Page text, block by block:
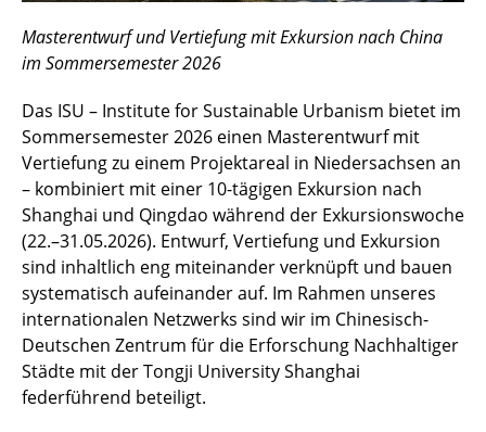
Masterentwurf und Vertiefung mit Exkursion nach China
im Sommersemester 2026
Das ISU – Institute for Sustainable Urbanism bietet im
Sommersemester 2026 einen Masterentwurf mit
Vertiefung zu einem Projektareal in Niedersachsen an
– kombiniert mit einer 10-tägigen Exkursion nach
Shanghai und Qingdao während der Exkursionswoche
(22.–31.05.2026). Entwurf, Vertiefung und Exkursion
sind inhaltlich eng miteinander verknüpft und bauen
systematisch aufeinander auf. Im Rahmen unseres
internationalen Netzwerks sind wir im Chinesisch-
Deutschen Zentrum für die Erforschung Nachhaltiger
Städte mit der Tongji University Shanghai
federführend beteiligt.